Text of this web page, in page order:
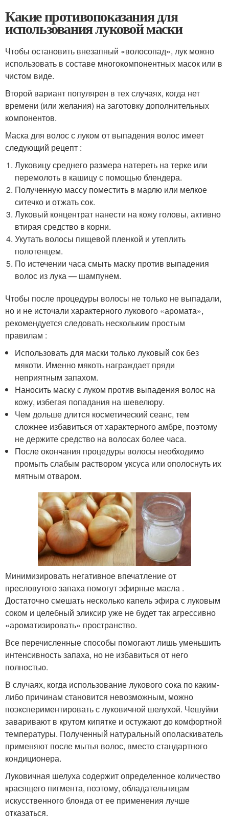
Какие противопоказания для
использования луковой маски
Чтобы остановить внезапный «волосопад», лук можно
использовать в составе многокомпонентных масок или в
чистом виде.
Второй вариант популярен в тех случаях, когда нет
времени (или желания) на заготовку дополнительных
компонентов.
Маска для волос с луком от выпадения волос имеет
следующий рецепт :
Луковицу среднего размера натереть на терке или
перемолоть в кашицу с помощью блендера.
Полученную массу поместить в марлю или мелкое
ситечко и отжать сок.
Луковый концентрат нанести на кожу головы, активно
втирая средство в корни.
Укутать волосы пищевой пленкой и утеплить
полотенцем.
По истечении часа смыть маску против выпадения
волос из лука — шампунем.
Чтобы после процедуры волосы не только не выпадали,
но и не источали характерного лукового «аромата»,
рекомендуется следовать нескольким простым
правилам :
Использовать для маски только луковый сок без
мякоти. Именно мякоть награждает пряди
неприятным запахом.
Наносить маску с луком против выпадения волос на
кожу, избегая попадания на шевелюру.
Чем дольше длится косметический сеанс, тем
сложнее избавиться от характерного амбре, поэтому
не держите средство на волосах более часа.
После окончания процедуры волосы необходимо
промыть слабым раствором уксуса или ополоснуть их
мятным отваром.
Минимизировать негативное впечатление от
пресловутого запаха помогут эфирные масла .
Достаточно смешать несколько капель эфира с луковым
соком и целебный эликсир уже не будет так агрессивно
«ароматизировать» пространство.
Все перечисленные способы помогают лишь уменьшить
интенсивность запаха, но не избавиться от него
полностью.
В случаях, когда использование лукового сока по каким-
либо причинам становится невозможным, можно
поэкспериментировать с луковичной шелухой. Чешуйки
заваривают в крутом кипятке и остужают до комфортной
температуры. Полученный натуральный ополаскиватель
применяют после мытья волос, вместо стандартного
кондиционера.
Луковичная шелуха содержит определенное количество
красящего пигмента, поэтому, обладательницам
искусственного блонда от ее применения лучше
отказаться.